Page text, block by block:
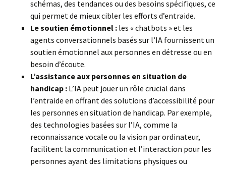
schémas, des tendances ou des besoins spécifiques, ce
qui permet de mieux cibler les efforts d’entraide.
Le soutien émotionnel : les « chatbots » et les
agents conversationnels basés sur l’IA fournissent un
soutien émotionnel aux personnes en détresse ou en
besoin d’écoute.
L’assistance aux personnes en situation de
handicap : L’IA peut jouer un rôle crucial dans
l’entraide en offrant des solutions d’accessibilité pour
les personnes en situation de handicap. Par exemple,
des technologies basées sur l’IA, comme la
reconnaissance vocale ou la vision par ordinateur,
facilitent la communication et l’interaction pour les
personnes ayant des limitations physiques ou